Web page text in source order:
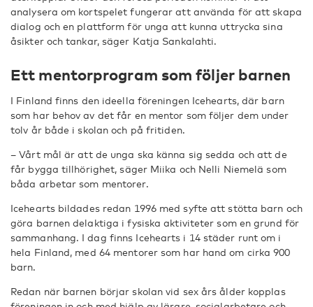
analysera om kortspelet fungerar att använda för att skapa
dialog och en plattform för unga att kunna uttrycka sina
åsikter och tankar, säger Katja Sankalahti.
Ett mentorprogram som följer barnen
I Finland finns den ideella föreningen Icehearts, där barn
som har behov av det får en mentor som följer dem under
tolv år både i skolan och på fritiden.
– Vårt mål är att de unga ska känna sig sedda och att de
får bygga tillhörighet, säger Miika och Nelli Niemelä som
båda arbetar som mentorer.
Icehearts bildades redan 1996 med syfte att stötta barn och
göra barnen delaktiga i fysiska aktiviteter som en grund för
sammanhang. I dag finns Icehearts i 14 städer runt om i
hela Finland, med 64 mentorer som har hand om cirka 900
barn.
Redan när barnen börjar skolan vid sex års ålder kopplas